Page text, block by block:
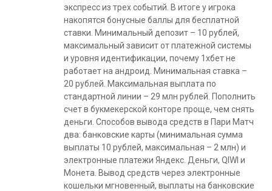
экспресс из трех событий. В итоге у игрока
накопятся бонусные баллы для бесплатной
ставки. Минимальный депозит – 10 рублей,
максимальный зависит от платежной системы
и уровня идентификации, почему 1хбет не
работает на андроид. Минимальная ставка –
20 рублей. Максимальная выплата по
стандартной линии – 29 млн рублей. Пополнить
счет в букмекерской конторе проще, чем снять
деньги. Способов вывода средств в Пари Матч
два: банковские карты (минимальная сумма
выплаты 10 рублей, максимальная – 2 млн) и
электронные платежи Яндекс. Деньги, QIWI и
Монета. Вывод средств через электронные
кошельки мгновенный, выплаты на банковские